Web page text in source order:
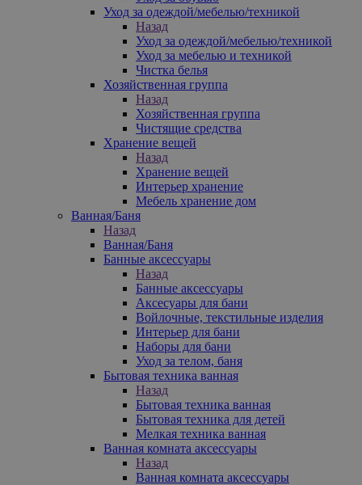
Уход за одеждой/мебелью/техникой
Назад
Уход за одеждой/мебелью/техникой
Уход за мебелью и техникой
Чистка белья
Хозяйственная группа
Назад
Хозяйственная группа
Чистящие средства
Хранение вещей
Назад
Хранение вещей
Интерьер хранение
Мебель хранение дом
Ванная/Баня
Назад
Ванная/Баня
Банные аксессуары
Назад
Банные аксессуары
Аксесуары для бани
Войлочные, текстильные изделия
Интерьер для бани
Наборы для бани
Уход за телом, баня
Бытовая техника ванная
Назад
Бытовая техника ванная
Бытовая техника для детей
Мелкая техника ванная
Ванная комната аксессуары
Назад
Ванная комната аксессуары